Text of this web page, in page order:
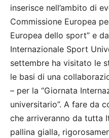
inserisce nell’ambito di
Commissione Europea
Europea dello sport” e
Internazionale Sport
settembre ha visitato le
le basi di una
– per la “Giornata
universitario”. A fare da
che arriveranno da tutta
pallina gialla,